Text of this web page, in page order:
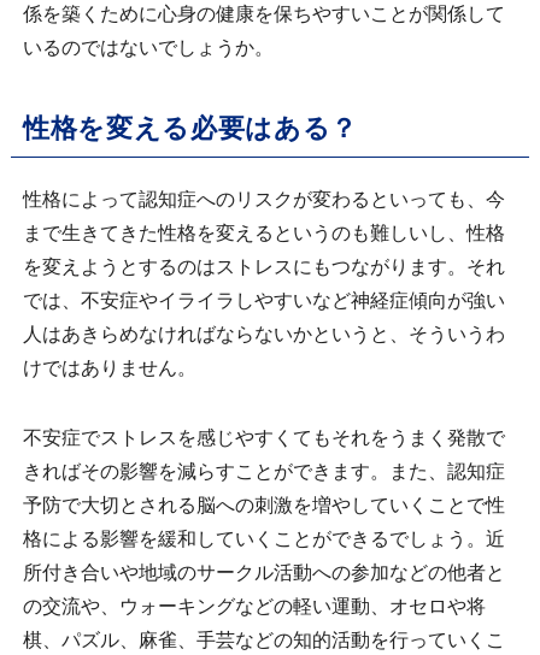
係を築くために心身の健康を保ちやすいことが関係して
いるのではないでしょうか。
性格を変える必要はある？
性格によって認知症へのリスクが変わるといっても、今
まで生きてきた性格を変えるというのも難しいし、性格
を変えようとするのはストレスにもつながります。それ
では、不安症やイライラしやすいなど神経症傾向が強い
人はあきらめなければならないかというと、そういうわ
けではありません。
不安症でストレスを感じやすくてもそれをうまく発散で
きればその影響を減らすことができます。また、認知症
予防で大切とされる脳への刺激を増やしていくことで性
格による影響を緩和していくことができるでしょう。近
所付き合いや地域のサークル活動への参加などの他者と
の交流や、ウォーキングなどの軽い運動、オセロや将
棋、パズル、麻雀、手芸などの知的活動を行っていくこ